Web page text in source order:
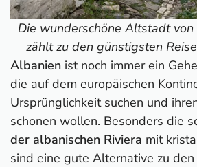
Die wunderschöne Altstadt
zählt zu den günstigsten
Albanien ist noch immer ein
die auf dem europäischen
Ursprünglichkeit suchen und
schonen wollen. Besonders die
der albanischen Riviera mit
sind eine gute Alternative zu